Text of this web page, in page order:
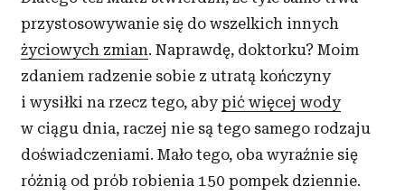
przystosowywanie się do wszelkich innych
życiowych zmian. Naprawdę, doktorku? Moim
zdaniem radzenie sobie z utratą kończyny
i wysiłki na rzecz tego, aby pić więcej wody
w ciągu dnia, raczej nie są tego samego rodzaju
doświadczeniami. Mało tego, oba wyraźnie się
różnią od prób robienia 150 pompek dziennie.